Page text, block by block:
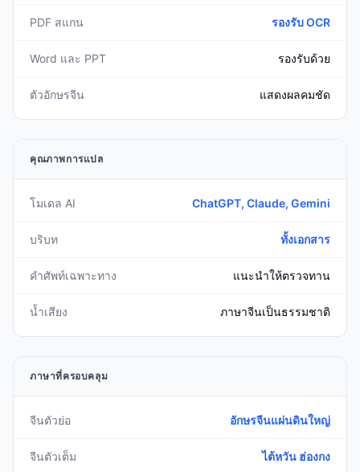
PDF สแกน รองรับ OCR
Word และ PPT รองรับด้วย
ตัวอักษรจีน แสดงผลคมชัด
คุณภาพการแปล
โมเดล AI ChatGPT, Claude, Gemini
บริบท ทั้งเอกสาร
คำศัพท์เฉพาะทาง แนะนำให้ตรวจทาน
น้ำเสียง ภาษาจีนเป็นธรรมชาติ
ภาษาที่ครอบคลุม
จีนตัวย่อ อักษรจีนแผ่นดินใหญ่
จีนตัวเต็ม ไต้หวัน ฮ่องกง